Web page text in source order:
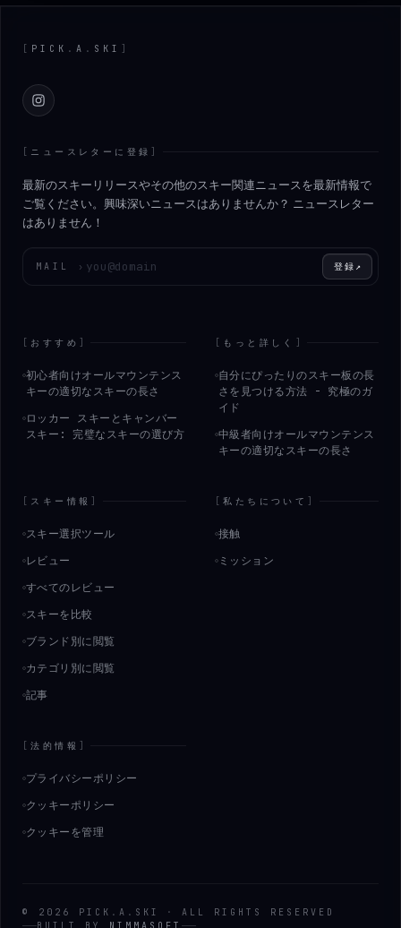
[ PICK . A . SKI ]
Instagram
[ ニュースレターに登録 ]
最新のスキーリリースやその他のスキー関連ニュースを最新情報で
ご覧ください。興味深いニュースはありませんか？ ニュースレター
はありません！
MAIL › 登録 ↗
[ おすすめ ]
初心者向けオールマウンテンス
キーの適切なスキーの長さ
ロッカー スキーとキャンバー
スキー: 完璧なスキーの選び方
[ もっと詳しく ]
自分にぴったりのスキー板の長
さを見つける方法 - 究極のガ
イド
中級者向けオールマウンテンス
キーの適切なスキーの長さ
[ スキー情報 ]
スキー選択ツール
レビュー
すべてのレビュー
スキーを比較
ブランド別に閲覧
カテゴリ別に閲覧
記事
[私たちについて ]
接触
ミッション
[法的情報 ]
プライバシーポリシー
クッキーポリシー
クッキーを管理
© 2026 PICK . A . SKI ·
ALL RIGHTS RESERVED